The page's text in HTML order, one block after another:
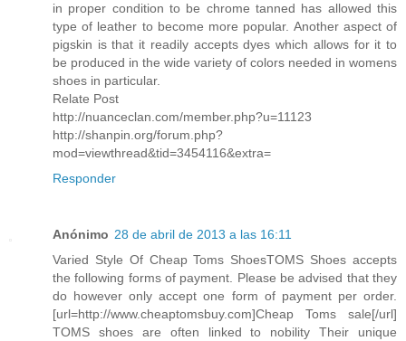
in proper condition to be chrome tanned has allowed this
type of leather to become more popular. Another aspect of
pigskin is that it readily accepts dyes which allows for it to
be produced in the wide variety of colors needed in womens
shoes in particular.
Relate Post
http://nuanceclan.com/member.php?u=11123
http://shanpin.org/forum.php?
mod=viewthread&tid=3454116&extra=
Responder
Anónimo 28 de abril de 2013 a las 16:11
Varied Style Of Cheap Toms ShoesTOMS Shoes accepts
the following forms of payment. Please be advised that they
do however only accept one form of payment per order.
[url=http://www.cheaptomsbuy.com]Cheap Toms sale[/url]
TOMS shoes are often linked to nobility Their unique